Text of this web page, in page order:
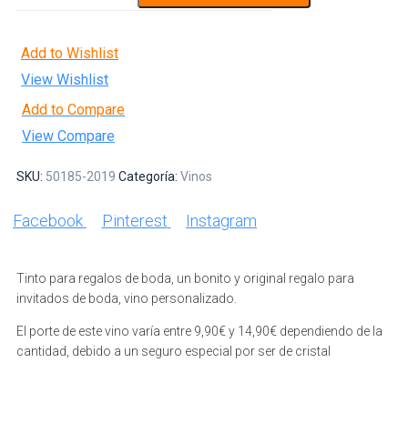
Add to Wishlist
View Wishlist
Add to Compare
View Compare
SKU: 50185-2019 Categoría: Vinos
Facebook Pinterest Instagram
Tinto para regalos de boda, un bonito y original regalo para
invitados de boda, vino personalizado.
El porte de este vino varía entre 9,90€ y 14,90€ dependiendo de la
cantidad, debido a un seguro especial por ser de cristal